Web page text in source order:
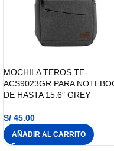
MOCHILA TEROS TE-
ACS9023GR PARA
DE HASTA 15.6″ GREY
S/ 45.00
AÑADIR AL CARRITO